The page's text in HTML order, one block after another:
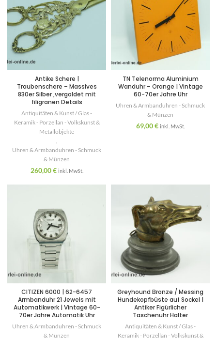
Antike Schere |
Traubenschere – Massives
830er Silber ,vergoldet mit
filigranen Details
Antiquitäten & Kunst / Glas -
Keramik - Porzellan - Volkskunst &
Metallobjekte
Uhren & Armbanduhren - Schmuck
& Münzen
260,00€ inkl. MwSt.
TN Telenorma Aluminium
Wanduhr – Orange | Vintage
60-70er Jahre Uhr
Uhren & Armbanduhren - Schmuck
& Münzen
69,00€ inkl. MwSt.
CITIZEN 6000 | 62-6457
Armbanduhr 21 Jewels mit
Automatikwerk | Vintage 60-
70er Jahre Automatik Uhr
Uhren & Armbanduhren - Schmuck
& Münzen
Greyhound Bronze / Messing
Hundekopfbüste auf Sockel |
Antiker Figürlicher
Taschenuhr Halter
Antiquitäten & Kunst / Glas -
Keramik - Porzellan - Volkskunst &